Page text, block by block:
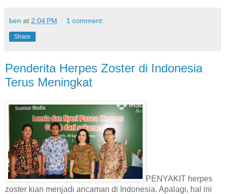
ben at 2:04 PM 1 comment:
Share
Penderita Herpes Zoster di Indonesia
Terus Meningkat
PENYAKIT herpes
zoster kian menjadi ancaman di Indonesia. Apalagi, hal ini